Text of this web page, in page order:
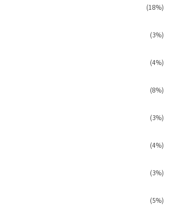
(18%)
(3%)
(4%)
(8%)
(3%)
(4%)
(3%)
(5%)